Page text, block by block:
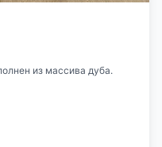
из массива дуба.